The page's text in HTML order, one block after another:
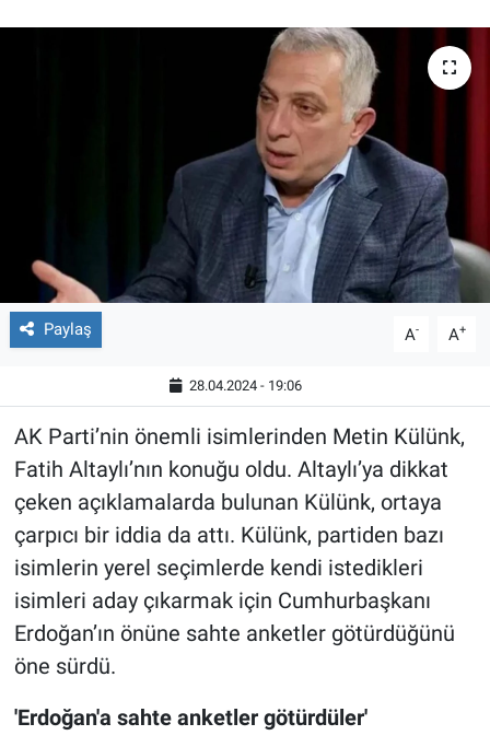
Paylaş A- A+
28.04.2024 - 19:06
AK Parti’nin önemli isimlerinden Metin Külünk,
Fatih Altaylı’nın konuğu oldu. Altaylı’ya dikkat
çeken açıklamalarda bulunan Külünk, ortaya
çarpıcı bir iddia da attı. Külünk, partiden bazı
isimlerin yerel seçimlerde kendi istedikleri
isimleri aday çıkarmak için Cumhurbaşkanı
Erdoğan’ın önüne sahte anketler götürdüğünü
öne sürdü.
'Erdoğan'a sahte anketler götürdüler'